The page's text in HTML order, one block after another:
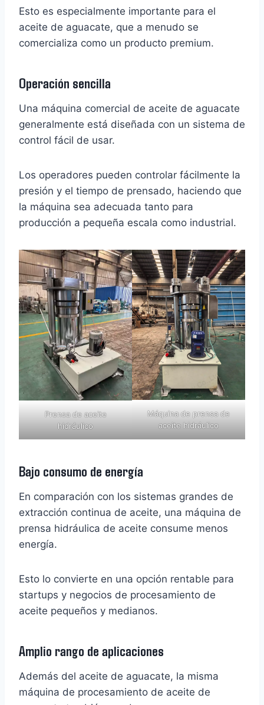
Esto es especialmente importante para el
aceite de aguacate, que a menudo se
comercializa como un producto premium.
Operación sencilla
Una máquina comercial de aceite de aguacate
generalmente está diseñada con un sistema de
control fácil de usar.
Los operadores pueden controlar fácilmente la
presión y el tiempo de prensado, haciendo que
la máquina sea adecuada tanto para
producción a pequeña escala como industrial.
Prensa de aceite
hidráulico
Máquina de prensa de
aceite hidráulico
Bajo consumo de energía
En comparación con los sistemas grandes de
extracción continua de aceite, una máquina de
prensa hidráulica de aceite consume menos
energía.
Esto lo convierte en una opción rentable para
startups y negocios de procesamiento de
aceite pequeños y medianos.
Amplio rango de aplicaciones
Además del aceite de aguacate, la misma
máquina de procesamiento de aceite de